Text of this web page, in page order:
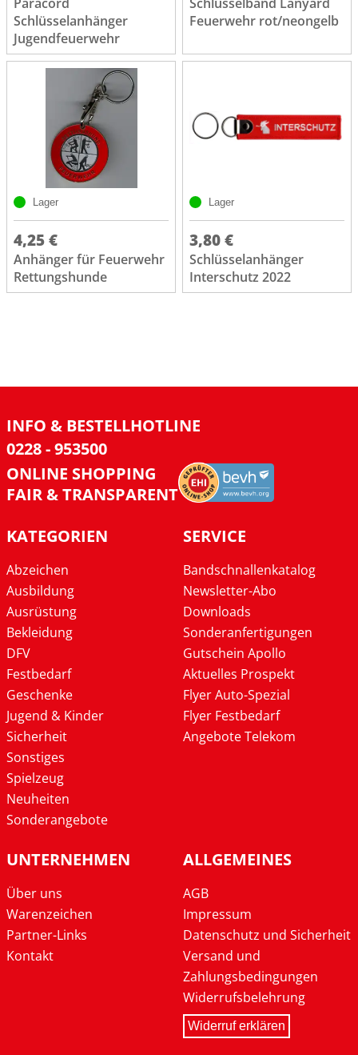
Schlüsselanhänger
Jugendfeuerwehr
Feuerwehr rot/neongelb
Lager
4,25 €
Anhänger für Feuerwehr
Rettungshunde
Lager
3,80 €
Schlüsselanhänger
Interschutz 2022
INFO & BESTELLHOTLINE
0228 - 953500
ONLINE SHOPPING
FAIR & TRANSPARENT
KATEGORIEN
Abzeichen
Ausbildung
Ausrüstung
Bekleidung
DFV
Festbedarf
Geschenke
Jugend & Kinder
Sicherheit
Sonstiges
Spielzeug
Neuheiten
Sonderangebote
SERVICE
Bandschnallenkatalog
Newsletter-Abo
Downloads
Sonderanfertigungen
Gutschein Apollo
Aktuelles Prospekt
Flyer Auto-Spezial
Flyer Festbedarf
Angebote Telekom
UNTERNEHMEN
Über uns
Warenzeichen
Partner-Links
Kontakt
ALLGEMEINES
AGB
Impressum
Datenschutz und Sicherheit
Versand und
Zahlungsbedingungen
Widerrufsbelehrung
Widerruf erklären